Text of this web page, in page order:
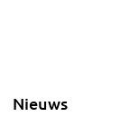
Nieuws